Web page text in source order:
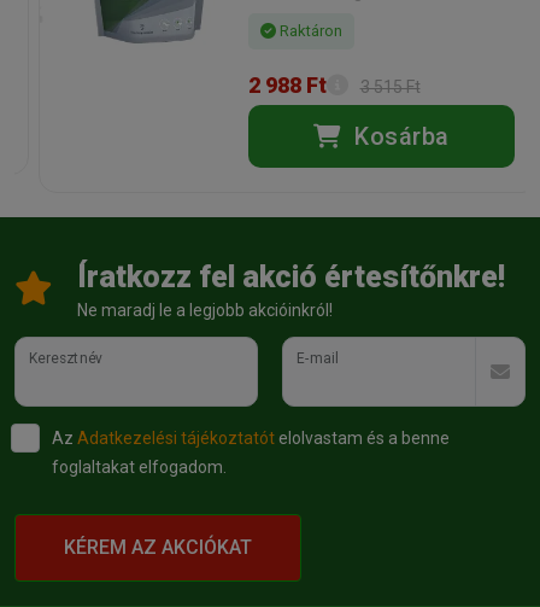
omega-6 zsírsavak 3,5 %, omega-3 zsírsavak 0,3 %
Egységár:2 189.00 Ft / kg
17 236,22 Ft
Törékeny:Nem
Raktáron
2 988 Ft 3 515 Ft
Kosárba
Íratkozz fel akció értesítőnkre!
Ne maradj le a legjobb akcióinkról!
Keresztnév E-mail
Az Adatkezelési tájékoztatót elolvastam és a benne
foglaltakat elfogadom.
KÉREM AZ AKCIÓKAT